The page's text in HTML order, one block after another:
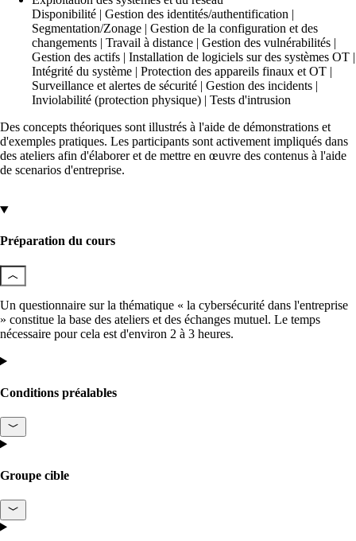
Network Engineering
Penser les réseaux de manière stratégique, les
exploiter en toute sécurité et les développer
avec pertinence.
Automatisation du réseau
Plus de capacité disponible grâce à
l'automatisation des processus de travail
répétitifs du réseau.
(NOC)
Achat de produits Ruckus
Disponibilité | Gestion des identités/authentification |
Segmentation/Zonage | Gestion de la configuration et des
changements | Travail à distance | Gestion des vulnérabilités |
Gestion des actifs | Installation de logiciels sur des systèmes OT |
Intégrité du système | Protection des appareils finaux et OT |
Surveillance et alertes de sécurité | Gestion des incidents |
Inviolabilité (protection physique) | Tests d'intrusion
Des concepts théoriques sont illustrés à l'aide de démonstrations et
d'exemples pratiques. Les participants sont activement impliqués dans
des ateliers afin d'élaborer et de mettre en œuvre des contenus à l'aide
de scenarios d'entreprise.
Préparation du cours
Un questionnaire sur la thématique « la cybersécurité dans l'entreprise
» constitue la base des ateliers et des échanges mutuel. Le temps
nécessaire pour cela est d'environ 2 à 3 heures.
Conditions préalables
Groupe cible